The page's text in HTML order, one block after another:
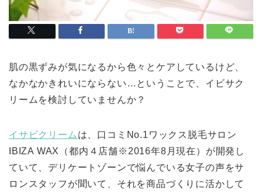
肌の黒ずみが気になるから色々とケアしているけど、
なかなかきれいにならない…ということで、イビサク
リームを検討していませんか？
イサビクリーム は、口コミNo.1ワックス脱毛サロン
IBIZA WAX（都内４店舗※2016年8月現在）が開発し
ていて、デリケートゾーンで悩んでいる女子の声をサ
ロンスタッフが聞いて、それを商品づくりに活かして